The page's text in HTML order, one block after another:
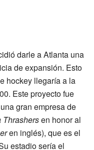
darle a Atlanta una
de expansión. Esto
hockey llegaría a la
Este proyecto fue
gran empresa de
Thrashersen honor al
en inglés), que es el
estadio sería el